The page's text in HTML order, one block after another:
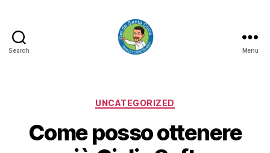
Search
CLARA
Menu
Categorias
UNCATEGORIZED
Come posso ottenere